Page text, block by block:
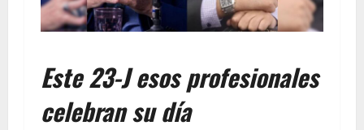
Este 23-J esos profesionales
celebran su día